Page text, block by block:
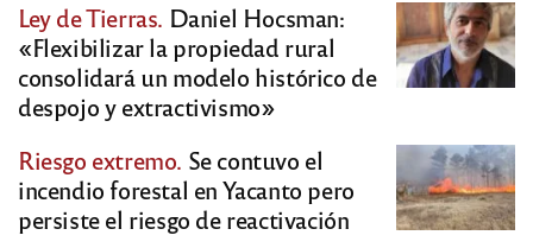
Ley de Tierras. Daniel Hocsman:
«Flexibilizar la propiedad rural
consolidará un modelo histórico de
despojo y extractivismo»
Riesgo extremo. Se contuvo el
incendio forestal en Yacanto pero
persiste el riesgo de reactivación